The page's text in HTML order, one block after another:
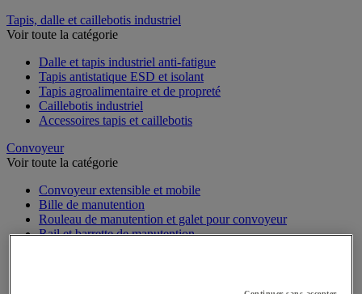
Tapis, dalle et caillebotis industriel
Voir toute la catégorie
Dalle et tapis industriel anti-fatigue
Tapis antistatique ESD et isolant
Tapis agroalimentaire et de propreté
Caillebotis industriel
Accessoires tapis et caillebotis
Convoyeur
Voir toute la catégorie
Convoyeur extensible et mobile
Bille de manutention
Rouleau de manutention et galet pour convoyeur
Rail et barrette de manutention